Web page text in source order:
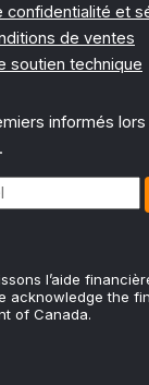
confidentialité et
de ventes
soutien technique
informés
l’aide
acknowledge the
of Canada.